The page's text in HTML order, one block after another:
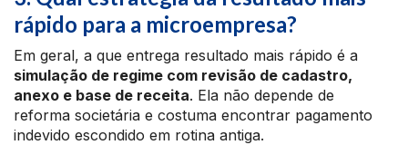
rápido para a microempresa?
Em geral, a que entrega resultado mais rápido é a
simulação de regime com revisão de cadastro,
anexo e base de receita. Ela não depende de
reforma societária e costuma encontrar pagamento
indevido escondido em rotina antiga.